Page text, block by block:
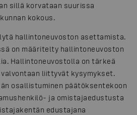
sillä korvataan suurissa
kokous.
hallintoneuvoston asettamista.
on määritelty hallintoneuvoston
Hallintoneuvostolla on tärkeä
liittyvät kysymykset.
osallistuminen päätöksentekoon
ja omistajaedustusta
edustajana